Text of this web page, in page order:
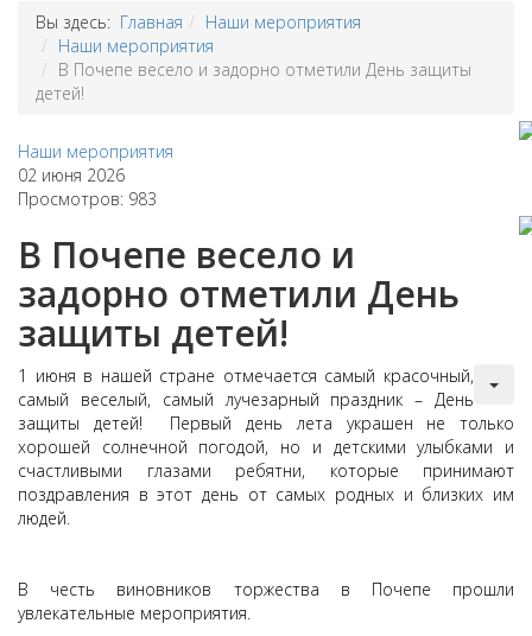
Вы здесь: Главная
Наши мероприятия
Наши мероприятия
В Почепе весело и задорно отметили День защиты
детей!
Наши мероприятия
02 июня 2026
Просмотров: 983
В Почепе весело и
задорно отметили День
защиты детей!
1 июня в нашей стране отмечается самый красочный,
самый веселый, самый лучезарный праздник – День
защиты детей! Первый день лета украшен не только
хорошей солнечной погодой, но и детскими улыбками и
счастливыми глазами ребятни, которые принимают
поздравления в этот день от самых родных и близких им
людей.
В честь виновников торжества в Почепе прошли
увлекательные мероприятия.